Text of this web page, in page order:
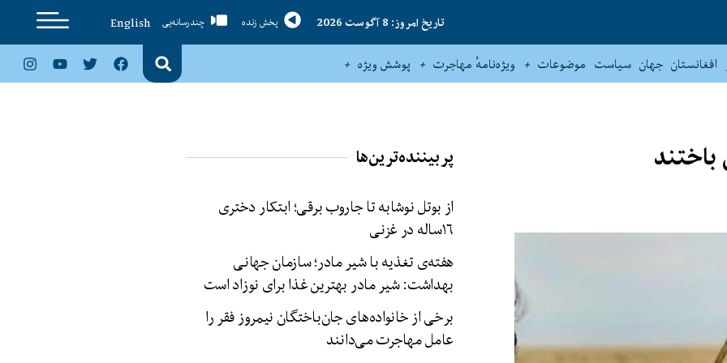
تاریخ امروز: 8 آگوست 2026 پخش زنده چندرسانه‌یی
English
افغانستان جهان سیاست موضوعات ویژه‌نامهٔ مهاجرت پوشش ویژه
پربیننده‌ترین‌ها
از بوتل نوشابه تا جاروب برقی؛ ابتکار دختری
۱۶‌ساله در غزنی
هفته‌ی تغذیه با شیر مادر؛ سازمان جهانی
بهداشت: شیر مادر بهترین غذا برای نوزاد است
برخی از خانواده‌های جان‌باختگان نیمروز فقر را
عامل مهاجرت می‌دانند